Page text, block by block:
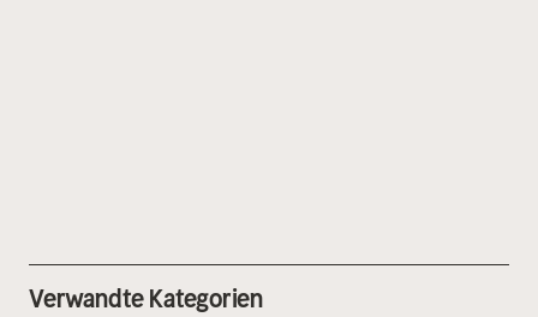
Verwandte Kategorien